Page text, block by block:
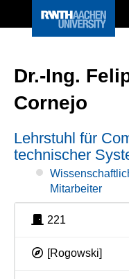
Dr.-Ing.
Cornejo
Lehrstuhl für
technischer
Mitarbeiter
221
[Rogowski]